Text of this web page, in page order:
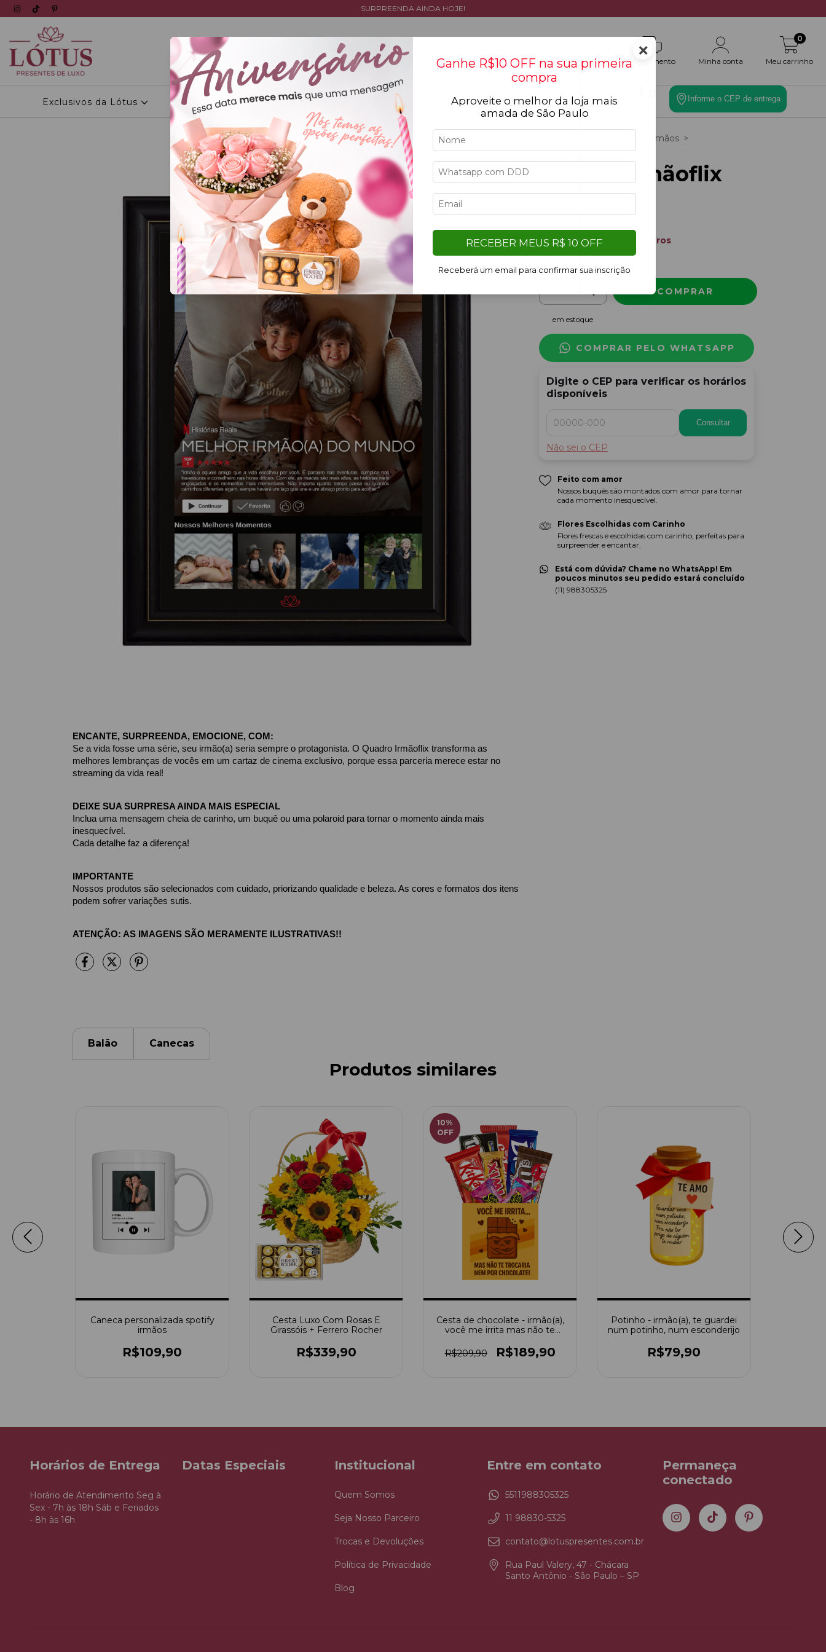
SURPREENDA AINDA HOJE!
Atendimento Minha conta Meu carrinho
0
Exclusivos da Lótus Personalizados Tipos de flores Cestas Coleção Ocasiões Toque Final Informe o CEP de entrega
ENCANTE, SURPREENDA, EMOCIONE, COM:
Se a vida fosse uma série, seu irmão(a) seria sempre o protagonista. O Quadro Irmãoflix transforma as
melhores lembranças de vocês em um cartaz de cinema exclusivo, porque essa parceria merece estar no
streaming da vida real!
DEIXE SUA SURPRESA AINDA MAIS ESPECIAL
Inclua uma mensagem cheia de carinho, um buquê ou uma polaroid para tornar o momento ainda mais
inesquecível.
Cada detalhe faz a diferença!
IMPORTANTE
Nossos produtos são selecionados com cuidado, priorizando qualidade e beleza. As cores e formatos dos itens
podem sofrer variações sutis.
ATENÇÃO: AS IMAGENS SÃO MERAMENTE ILUSTRATIVAS!!
Para Irmãos >
Quadro irmãoflix
Quadro irmãoflix
R$69,90
3 x deR$23,30 sem juros
Ver mais detalhes
em estoque
COMPRAR PELO WHATSAPP
Digite o CEP para verificar os horários
disponíveis
Consultar
Não sei o CEP
Feito com amor
Nossos buquês são montados com amor para tornar
cada momento inesquecível.
Flores Escolhidas com Carinho
Flores frescas e escolhidas com carinho, perfeitas para
surpreender e encantar.
Está com dúvida? Chame no WhatsApp! Em
poucos minutos seu pedido estará concluído
(11) 988305325
Balão Canecas
Produtos similares
Caneca personalizada spotify
irmãos
R$109,90
Cesta Luxo Com Rosas E
Girassóis + Ferrero Rocher
R$339,90
10%
OFF
Cesta de chocolate - irmão(a),
você me irrita mas não te
R$209,90
R$189,90
Potinho - irmão(a), te guardei
num potinho, num esconderijo
R$79,90
Horários de Entrega
Horário de Atendimento Seg à
Sex - 7h às 18h Sáb e Feriados
- 8h às 16h
Datas Especiais Institucional
Quem Somos
Seja Nosso Parceiro
Trocas e Devoluções
Política de Privacidade
Blog
Entre em contato
5511988305325
11 98830-5325
contato@lotuspresentes.com.br
Rua Paul Valery, 47 - Chácara
Santo Antônio - São Paulo – SP
Permaneça
conectado
×
Ganhe R$10 OFF na sua primeira
compra
Aproveite o melhor da loja mais
amada de São Paulo
RECEBER MEUS R$ 10 OFF
Receberá um email para confirmar sua inscrição